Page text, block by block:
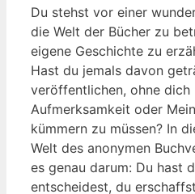
Du stehst vor einer
die Welt der Bücher zu
eigene Geschichte zu
Hast du jemals davon
veröffentlichen, ohne dich
Aufmerksamkeit oder
kümmern zu müssen? In
Welt des anonymen
es genau darum: Du hast
entscheidest, du